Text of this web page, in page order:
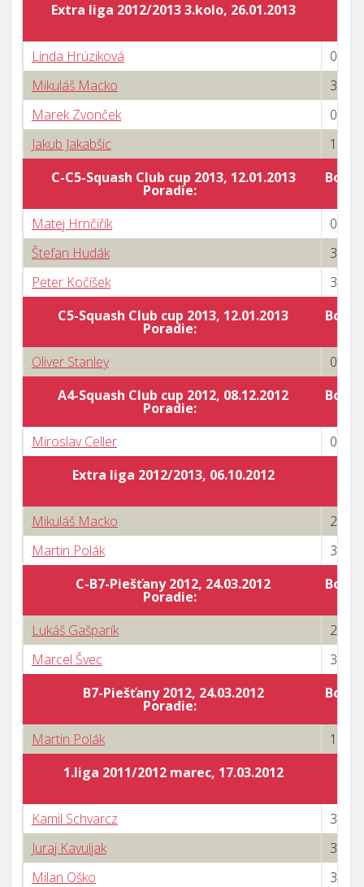
Extra liga 2012/2013 3.kolo, 26.01.2013
Linda Hrúziková
0 : 3
Mikuláš Macko
3 : 2
Marek Zvonček
0 : 3
Jakub Jakabšic
1 : 3
C-C5-Squash Club cup 2013, 12.01.2013
Poradie:
Body
Matej Hrnčiřík
0 : 3
Štefan Hudák
3 : 0
Peter Kočíšek
3 : 0
C5-Squash Club cup 2013, 12.01.2013
Poradie:
Body
Oliver Stanley
0 : 3
A4-Squash Club cup 2012, 08.12.2012
Poradie:
Body
Miroslav Celler
0 : 3
Extra liga 2012/2013, 06.10.2012
Mikuláš Macko
2 : 3
Martin Polák
3 : 2
C-B7-Piešťany 2012, 24.03.2012
Poradie:
Body
Lukáš Gašparík
2 : 3
Marcel Švec
3 : 1
B7-Piešťany 2012, 24.03.2012
Poradie:
Body
Martin Polák
1 : 3
1.liga 2011/2012 marec, 17.03.2012
Kamil Schvarcz
3 : 0
Juraj Kavuljak
3 : 0
Milan Oško
3 : 0